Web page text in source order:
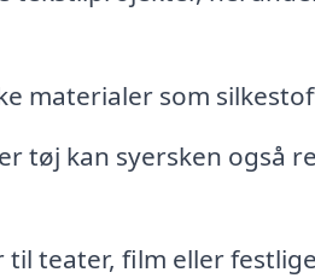
materialer som
tøj kan syersken også
til teater, film eller